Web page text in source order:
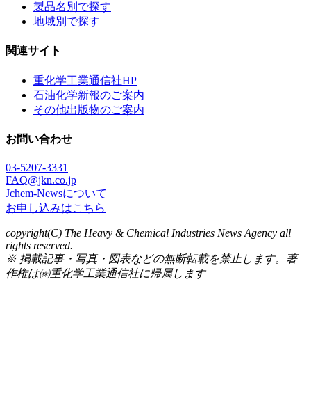
製品名別で探す
地域別で探す
関連サイト
重化学工業通信社HP
石油化学新報のご案内
その他出版物のご案内
お問い合わせ
03-5207-3331
FAQ@jkn.co.jp
Jchem-Newsについて
お申し込みはこちら
copyright(C) The Heavy & Chemical Industries News Agency all
rights reserved.
※ 掲載記事・写真・図表などの無断転載を禁止します。著
作権は㈱重化学工業通信社に帰属します